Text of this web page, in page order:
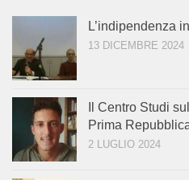
L’indipendenza
13 DICEMBRE 2024
Il Centro Studi
Prima
2 LUGLIO 2024